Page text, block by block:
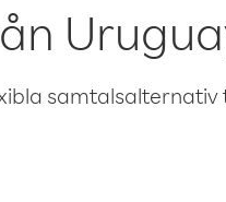
samtalsalternativ